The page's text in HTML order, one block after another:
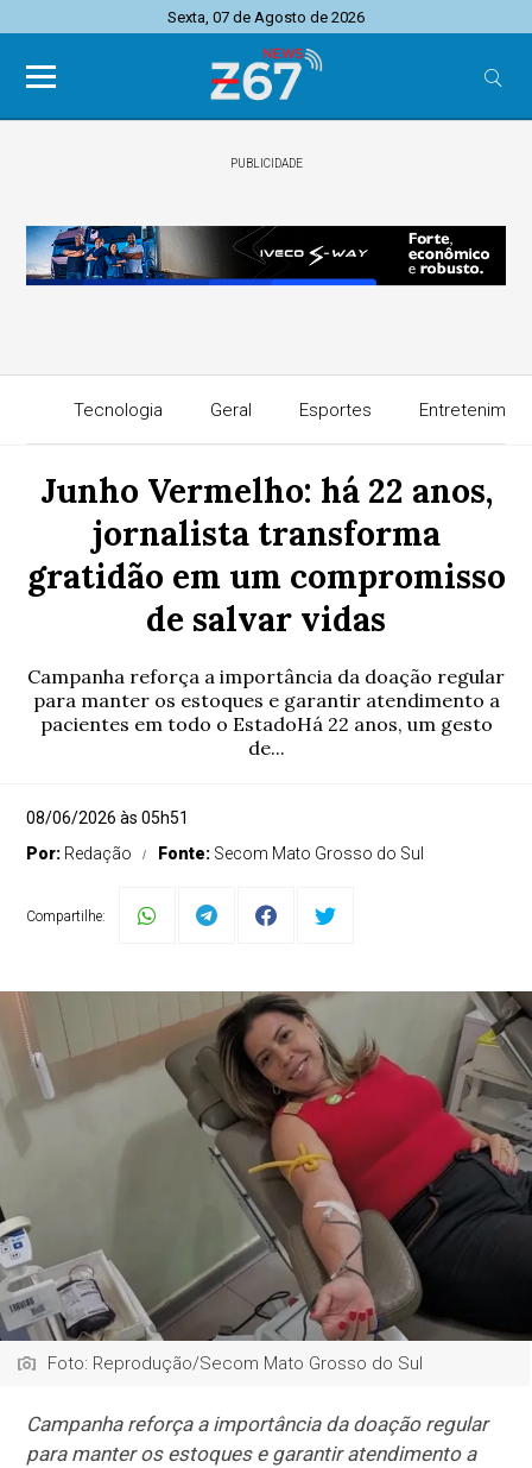
Sexta, 07 de Agosto de 2026
PUBLICIDADE
Tecnologia Geral Esportes
Junho Vermelho: há 22 anos,
jornalista transforma
gratidão em um compromisso
de salvar vidas
Campanha reforça a importância da doação regular
para manter os estoques e garantir atendimento a
pacientes em todo o EstadoHá 22 anos, um gesto
de...
08/06/2026 às 05h51
Por: Redação Fonte: Secom Mato Grosso do Sul
Compartilhe:
Foto: Reprodução/Secom Mato Grosso do Sul
Campanha reforça a importância da doação regular
para manter os estoques e garantir atendimento a